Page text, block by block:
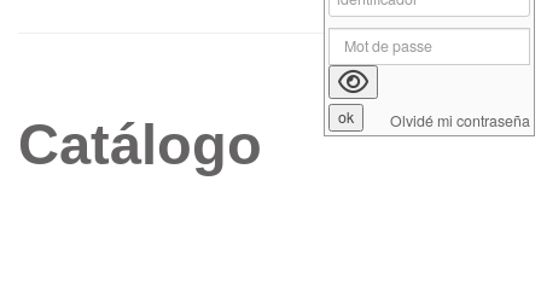
Catálogo Olvidé mi contraseña